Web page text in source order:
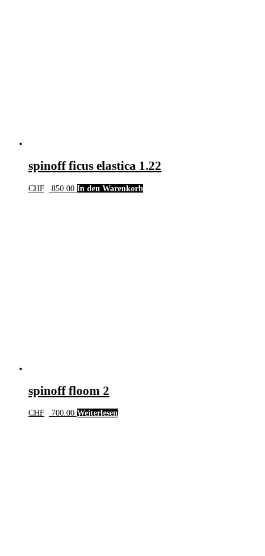
spinoff ficus elastica 1.22
CHF 850.00 In den Warenkorb
spinoff floom 2
CHF 700.00 Weiterlesen